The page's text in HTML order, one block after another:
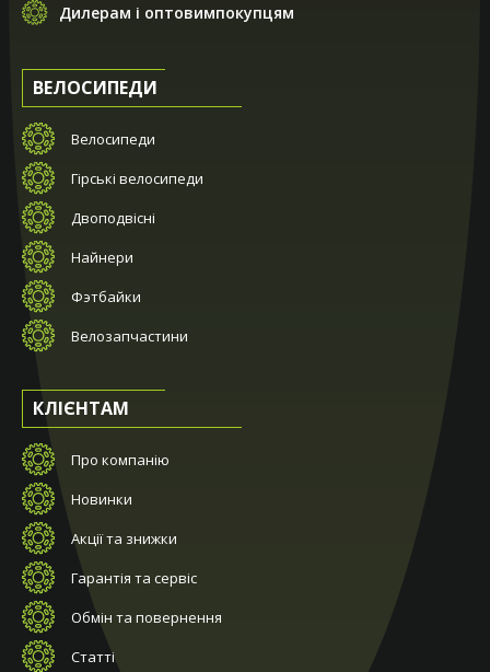
Дилерам і оптовимпокупцям
ВЕЛОСИПЕДИ
Велосипеди
Гірські велосипеди
Двоподвісні
Найнери
Фэтбайки
Велозапчастини
КЛІЄНТАМ
Про компанію
Новинки
Акції та знижки
Гарантія та сервіс
Обмін та повернення
Статті